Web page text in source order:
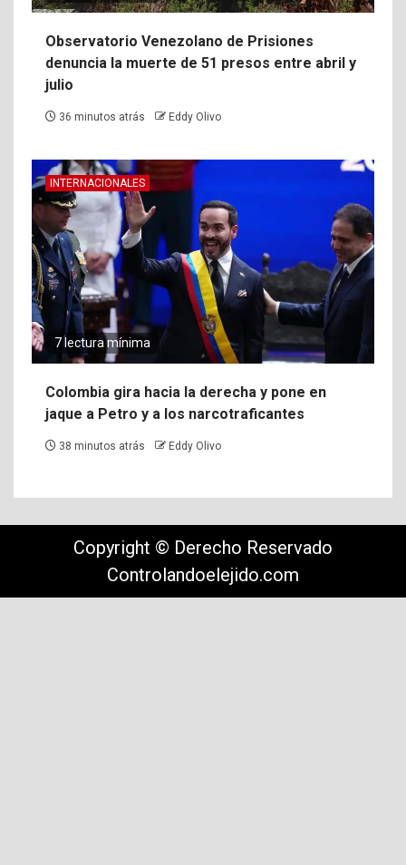
Observatorio Venezolano de Prisiones
denuncia la muerte de 51 presos entre abril y
julio
36 minutos atrás Eddy Olivo
INTERNACIONALES
7 lectura mínima
Colombia gira hacia la derecha y pone en
jaque a Petro y a los narcotraficantes
38 minutos atrás Eddy Olivo
Copyright © Derecho Reservado
Controlandoelejido.com